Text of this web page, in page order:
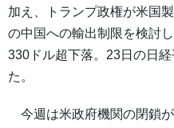
加え、トランプ政権が米国
の中国への輸出制限を検討
330ドル超下落。23日の日
た。
今週は米政府機関の閉鎖が